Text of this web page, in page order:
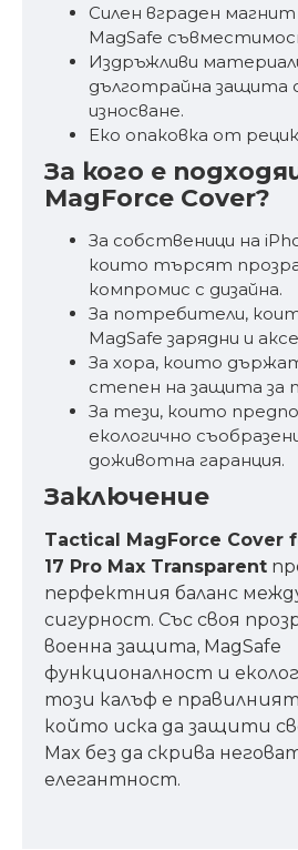
Силен вграден магнит
MagSafe
Издръжливи
дълготрайна защита
износване.
Еко опаковка от
За кого е
MagForce Cover?
За собственици на
които търсят
компромис с дизайна.
За потребители,
MagSafe зарядни и
За хора, които
степен на защита за
За тези, които
екологично
доживотна гаранция.
Заключение
Tactical MagForce Cover
17 Pro Max Transparent
перфектния баланс
сигурност. Със своя
военна защита, MagSafe
функционалност и
този калъф е правилният
който иска да защити
Max без да скрива
елегантност.